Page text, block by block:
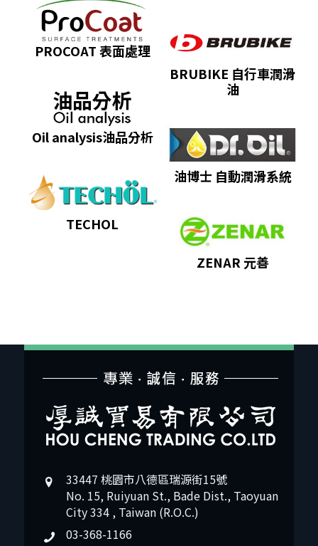
PROCOAT 表面處理
BRUBIKE 自行車潤滑
油
Oil analysis油品分析
油博士 自動潤滑系統
TECHOL
ZENAR 元善
33447 桃園市八德區瑞源街15號
No. 15, Ruiyuan St., Bade Dist., Taoyuan
City 334 , Taiwan (R.O.C.)
03-368-1166